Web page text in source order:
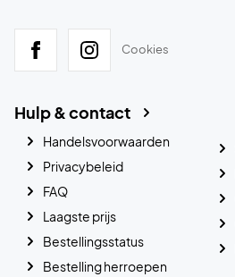
Cookies
Hulp & contact
Handelsvoorwaarden
Privacybeleid
FAQ
Laagste prijs
Bestellingsstatus
Bestelling herroepen